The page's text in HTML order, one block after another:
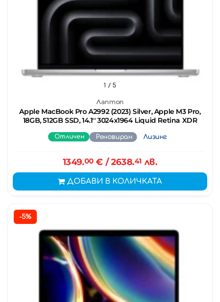
Лаптоп
Apple MacBook Pro A2992 (2023) Silver, Apple M3 Pro,
18GB, 512GB SSD, 14.1'' 3024x1964 Liquid Retina XDR
1 / 5
Отличен Реновиран Лизинг
1349.00€ / 2638.41 лв.
ДОБАВИ В КОЛИЧКАТА
-5%